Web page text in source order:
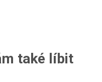
také líbit